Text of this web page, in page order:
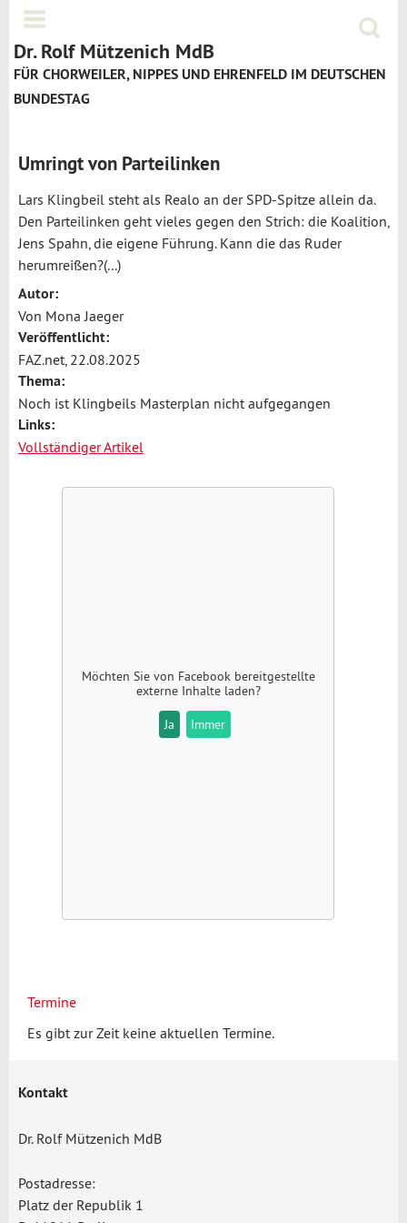
Dr. Rolf Mützenich MdB
FÜR CHORWEILER, NIPPES UND EHRENFELD IM DEUTSCHEN
BUNDESTAG
Umringt von Parteilinken
Lars Klingbeil steht als Realo an der SPD-Spitze allein da.
Den Parteilinken geht vieles gegen den Strich: die Koalition,
Jens Spahn, die eigene Führung. Kann die das Ruder
herumreißen?(...)
Autor:
Von Mona Jaeger
Veröffentlicht:
FAZ.net, 22.08.2025
Thema:
Noch ist Klingbeils Masterplan nicht aufgegangen
Links:
Vollständiger Artikel
Möchten Sie von Facebookbereitgestellte
externe Inhalte laden?
Ja Immer
Termine
Es gibt zur Zeit keine aktuellen Termine.
Kontakt
Dr. Rolf Mützenich MdB
Postadresse:
Platz der Republik 1